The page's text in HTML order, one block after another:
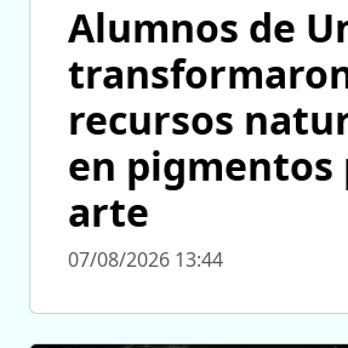
Alumnos de
recursos
en pigmentos
arte
07/08/2026 13:44